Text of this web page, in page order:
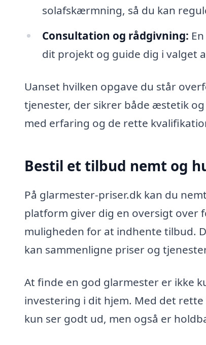
solafskærmning, så du kan
Consultation og rådgivning:
dit projekt og guide dig i valget
Uanset hvilken opgave du står
tjenester, der sikrer både æstetik
med erfaring og de rette
Bestil et tilbud nemt og
På glarmester-priser.dk kan du
platform giver dig en oversigt over
muligheden for at indhente tilbud.
kan sammenligne priser og
At finde en god glarmester er ikke
investering i dit hjem. Med det
kun ser godt ud, men også er